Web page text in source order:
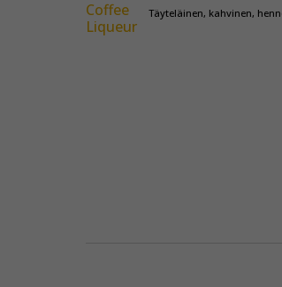
Täyteläinen, kahvinen,